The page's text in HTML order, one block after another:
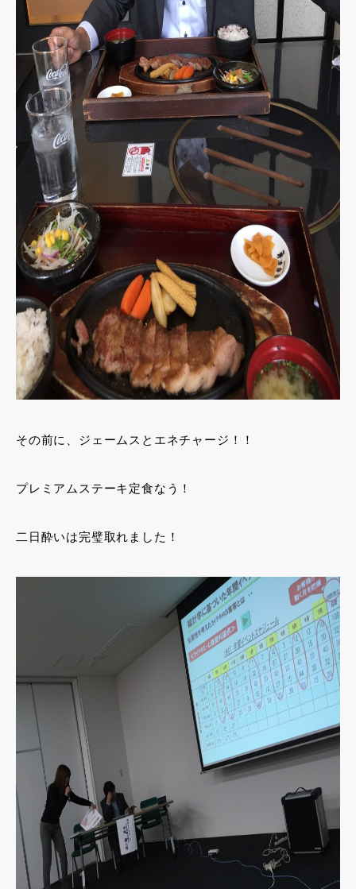
その前に、ジェームスとエネチャージ！！
プレミアムステーキ定食なう！
二日酔いは完璧取れました！